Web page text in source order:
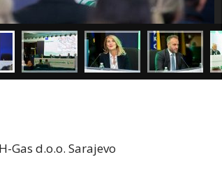
Gas d.o.o. Sarajevo